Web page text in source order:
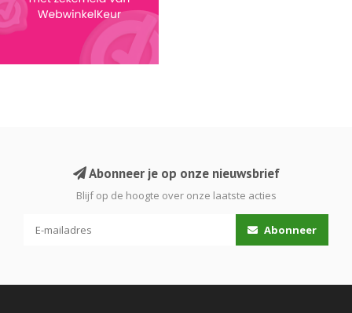
Abonneer je op onze nieuwsbrief
Blijf op de hoogte over onze laatste acties
Abonneer